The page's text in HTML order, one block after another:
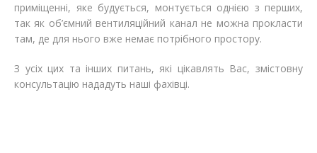
приміщенні, яке будується, монтується однією з перших,
так як об’ємний вентиляційний канал не можна прокласти
там, де для нього вже немає потрібного простору.
З усіх цих та інших питань, які цікавлять Вас, змістовну
консультацію нададуть наші фахівці.